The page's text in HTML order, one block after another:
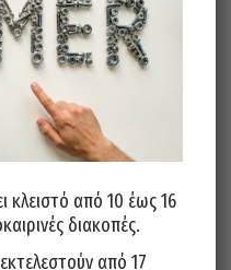
Καρφιά Οροφής Στριφτά Με
Ροδέλα PVC 3,7x90mm
κλειστό από 10 έως 16
διακοπές.
από 17